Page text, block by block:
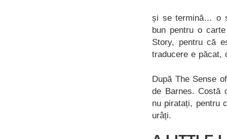
și se termină… o
bun pentru o
Story, pentru că
traducere e păcat,
După The Sense
de Barnes. Costă
nu piratați, pentru
urâți.